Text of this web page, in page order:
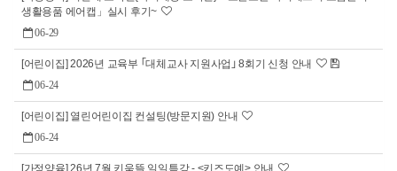
생활용품 에어캡」실시 후기~
06-29
[어린이집] 2026년 교육부 ｢대체교사 지원사업｣ 8회기 신청 안내
06-24
[어린이집] 열린어린이집 컨설팅(방문지원) 안내
06-24
[가정양육] 26년 7월 키움뜰 일일특강 - <키즈도예> 안내